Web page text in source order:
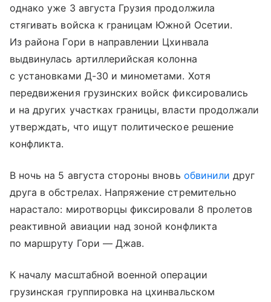
однако уже 3 августа Грузия продолжила
стягивать войска к границам Южной Осетии.
Из района Гори в направлении Цхинвала
выдвинулась артиллерийская колонна
с установками Д-30 и минометами. Хотя
передвижения грузинских войск фиксировались
и на других участках границы, власти продолжали
утверждать, что ищут политическое решение
конфликта.
В ночь на 5 августа стороны вновь обвинили друг
друга в обстрелах. Напряжение стремительно
нарастало: миротворцы фиксировали 8 пролетов
реактивной авиации над зоной конфликта
по маршруту Гори — Джав.
К началу масштабной военной операции
грузинская группировка на цхинвальском